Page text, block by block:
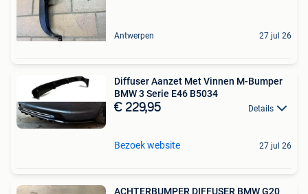
Antwerpen 27 jul 26
Diffuser Aanzet Met Vinnen M-Bumper
BMW 3 Serie E46 B5034
€ 229,95 Details
Bezoek website 27 jul 26
ACHTERBUMPER DIFFUSER BMW G20